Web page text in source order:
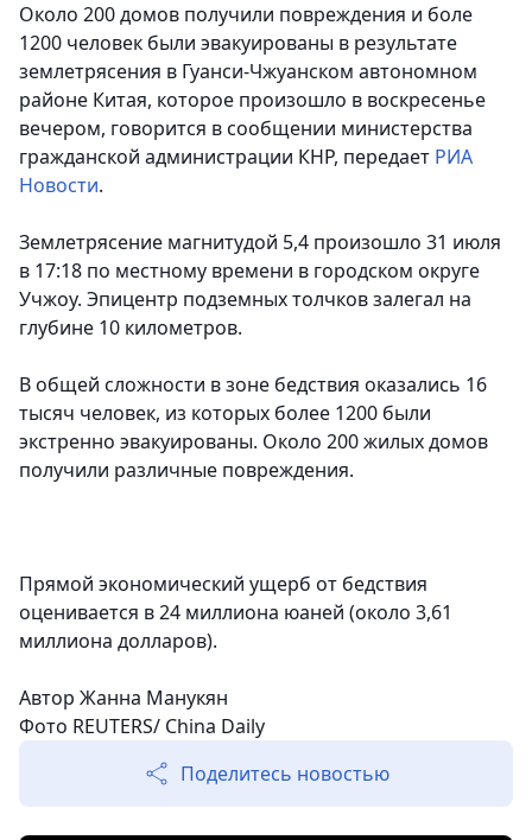
Около 200 домов получили повреждения и боле
1200 человек были эвакуированы в результате
землетрясения в Гуанси-Чжуанском автономном
районе Китая, которое произошло в воскресенье
вечером, говорится в сообщении министерства
гражданской администрации КНР, передает РИА
Новости.
Землетрясение магнитудой 5,4 произошло 31 июля
в 17:18 по местному времени в городском округе
Учжоу. Эпицентр подземных толчков залегал на
глубине 10 километров.
В общей сложности в зоне бедствия оказались 16
тысяч человек, из которых более 1200 были
экстренно эвакуированы. Около 200 жилых домов
получили различные повреждения.
Прямой экономический ущерб от бедствия
оценивается в 24 миллиона юаней (около 3,61
миллиона долларов).
Автор Жанна Манукян
Фото REUTERS/ China Daily
Поделитесь новостью